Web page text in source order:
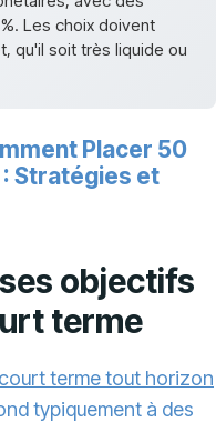
Les choix doivent
qu'il soit très liquide ou
Placer 50
Stratégies et
objectifs
terme
terme tout horizon
typiquement à des